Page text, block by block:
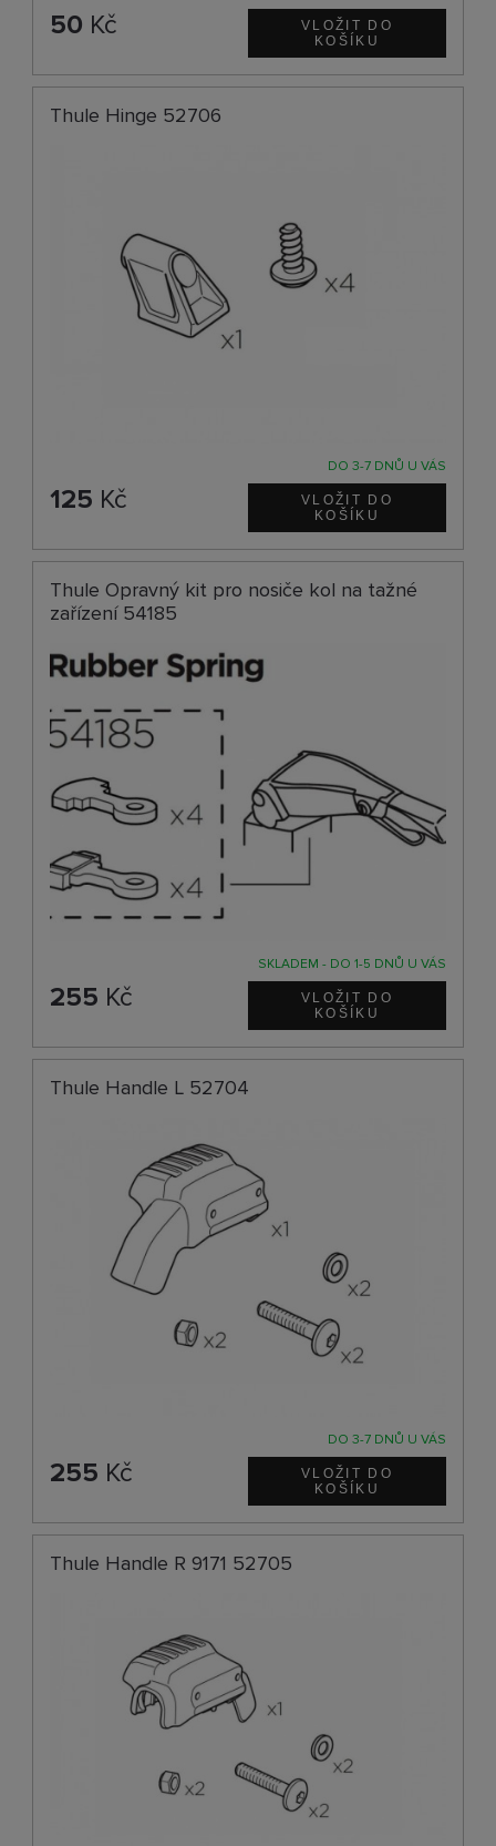
50 Kč
Thule Hinge 52706
DO 3-7 DNŮ U VÁS
125 Kč
Thule Opravný kit pro nosiče kol na tažné
zařízení 54185
SKLADEM - DO 1-5 DNŮ U VÁS
255 Kč
Thule Handle L 52704
DO 3-7 DNŮ U VÁS
255 Kč
Thule Handle R 9171 52705